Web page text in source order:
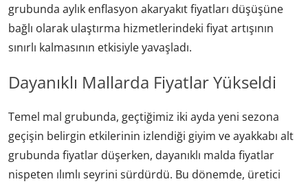
grubunda aylık enflasyon akaryakıt fiyatları düşüşüne
bağlı olarak ulaştırma hizmetlerindeki fiyat artışının
sınırlı kalmasının etkisiyle yavaşladı.
Dayanıklı Mallarda Fiyatlar Yükseldi
Temel mal grubunda, geçtiğimiz iki ayda yeni sezona
geçişin belirgin etkilerinin izlendiği giyim ve ayakkabı alt
grubunda fiyatlar düşerken, dayanıklı malda fiyatlar
nispeten ılımlı seyrini sürdürdü. Bu dönemde, üretici